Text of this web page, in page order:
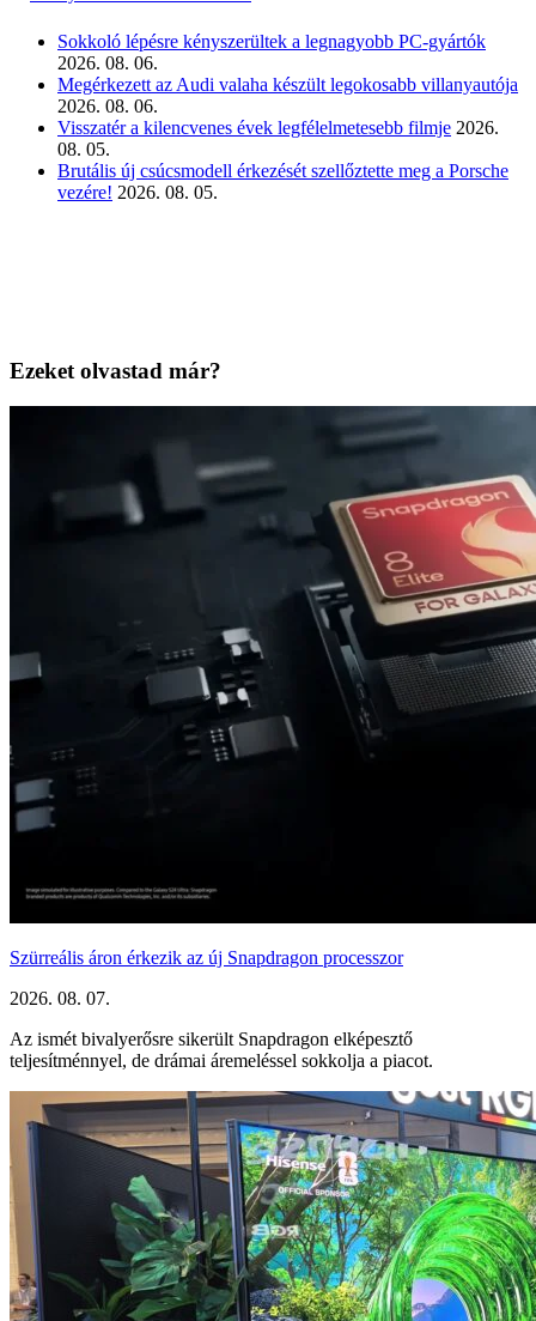
Sokkoló lépésre kényszerültek a legnagyobb PC-gyártók
2026. 08. 06.
Megérkezett az Audi valaha készült legokosabb villanyautója
2026. 08. 06.
Visszatér a kilencvenes évek legfélelmetesebb filmje 2026.
08. 05.
Brutális új csúcsmodell érkezését szellőztette meg a Porsche
vezére! 2026. 08. 05.
Ezeket olvastad már?
Szürreális áron érkezik az új Snapdragon processzor
2026. 08. 07.
Az ismét bivalyerősre sikerült Snapdragon elképesztő
teljesítménnyel, de drámai áremeléssel sokkolja a piacot.